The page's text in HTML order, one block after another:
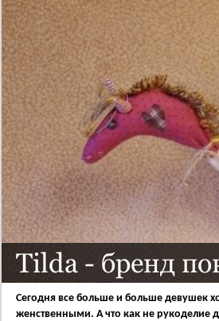
Tilda - бренд
Сегодня все больше и больше девушек
женственными. А что как не